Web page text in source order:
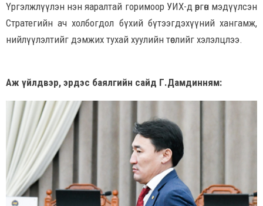
Үргэлжлүүлэн нэн яаралтай горимоор УИХ-д өргөн мэдүүлсэн
Стратегийн ач холбогдол бүхий бүтээгдэхүүний хангамж,
нийлүүлэлтийг дэмжих тухай хуулийн төслийг хэлэлцлээ.
Аж үйлдвэр, эрдэс баялгийн сайд Г.Дамдинням: